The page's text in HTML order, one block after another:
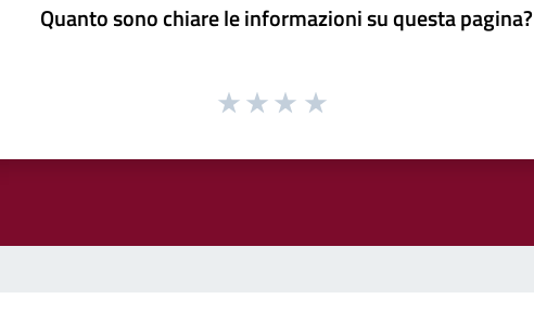
Quanto sono chiare le informazioni su questa pagina?